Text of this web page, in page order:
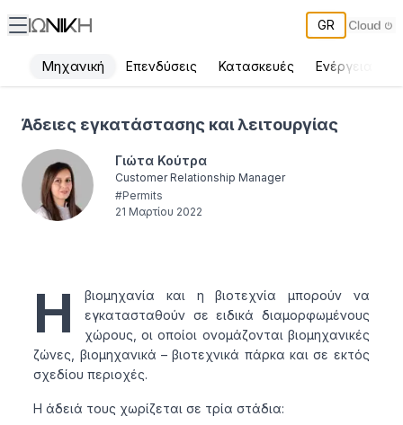
GR
Μηχανική Επενδύσεις Κατασκευές Ενέργεια
Άδειες εγκατάστασης και λειτουργίας
Γιώτα Κούτρα
Customer Relationship Manager
#Permits
21 Μαρτίου 2022
Η
βιομηχανία και η βιοτεχνία μπορούν να
εγκατασταθούν σε ειδικά διαμορφωμένους
χώρους, οι οποίοι ονομάζονται βιομηχανικές
ζώνες, βιομηχανικά – βιοτεχνικά πάρκα και σε εκτός
σχεδίου περιοχές.
Η άδειά τους χωρίζεται σε τρία στάδια: